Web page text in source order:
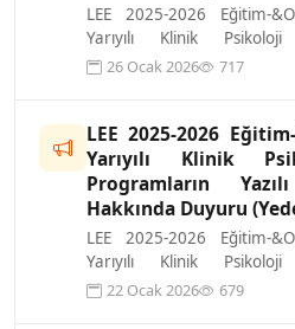
LEE 2025-2026 Eğitim-
Yarıyılı Klinik Psikoloji
Programların Yazılı Sınavı
26 Ocak 2026 717
LEE 2025-2026
Yarıyılı Klinik
Programların
Hakkında Duyuru
LEE 2025-2026 Eğitim-
Yarıyılı Klinik Psikoloji
Programların Yazılı Sınavı
22 Ocak 2026 679